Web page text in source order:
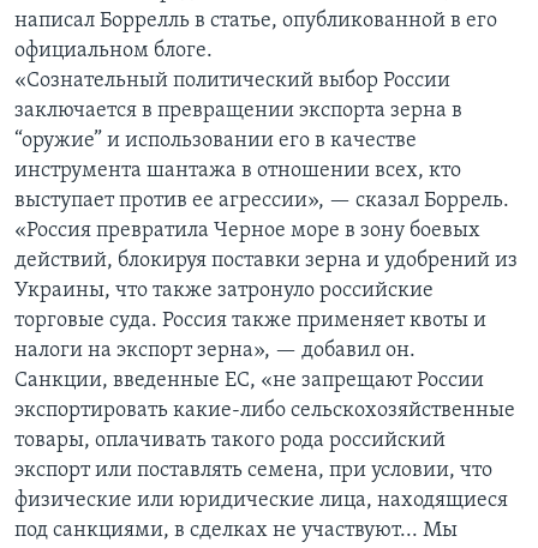
написал Боррелль в статье, опубликованной в его
официальном блоге.
«Сознательный политический выбор России
заключается в превращении экспорта зерна в
“оружие” и использовании его в качестве
инструмента шантажа в отношении всех, кто
выступает против ее агрессии», — сказал Боррель.
«Россия превратила Черное море в зону боевых
действий, блокируя поставки зерна и удобрений из
Украины, что также затронуло российские
торговые суда. Россия также применяет квоты и
налоги на экспорт зерна», — добавил он.
Санкции, введенные ЕС, «не запрещают России
экспортировать какие-либо сельскохозяйственные
товары, оплачивать такого рода российский
экспорт или поставлять семена, при условии, что
физические или юридические лица, находящиеся
под санкциями, в сделках не участвуют... Мы